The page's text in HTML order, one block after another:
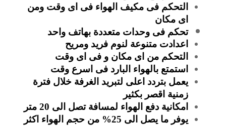
التحكم فى مكيف الهواء فى اى وقت ومن
اى مكان
تحكم فى وحدات متعددة بهاتف واحد
اعدادت متنوعة لنوم فريد ومريح
التحكم من اى مكان و فى اى وقت
استمتع بالهواء البارد فى اسرع وقت
يعمل بتردد اعلى لتبريد الغرفة خلال فترة
زمنية اقصر بكثير
امكانية دفع الهواء لمسافة تصل الى 20 متر
يوفر ما يصل الى 25% من حجم الهواء اكثر